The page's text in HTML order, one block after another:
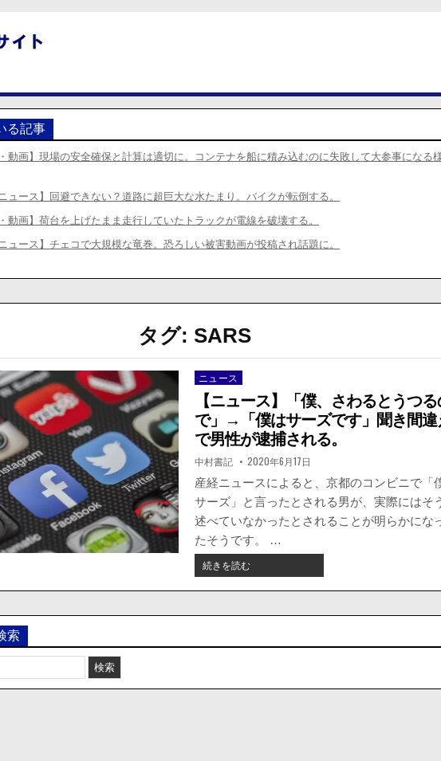
る記事
・動画】現場の安全確保と計算は適切に。コンテナを船に積み込むのに失敗して大参事になる
ニュース】回避できない？道路に超巨大な水たまり。バイクが転倒する。
・動画】荷台を上げたまま走行していたトラックが電線を破壊する。
ニュース】チェコで大規模な竜巻。恐ろしい被害動画が投稿され話題に。
タグ: SARS
Posted
ニュース
【ニュース】「僕、さわるとうつる
で」→「僕はサーズです」聞き間違
で男性が逮捕される。
著
者:
中村書記 掲
載
日：
2020年6月17日
産経ニュースによると、京都のコンビニで「
サーズ」と言ったとされる男が、実際にはそ
述べていなかったとされることが明らかにな
たそうです。 …
続きを読む【ニ
ュ
ー
索